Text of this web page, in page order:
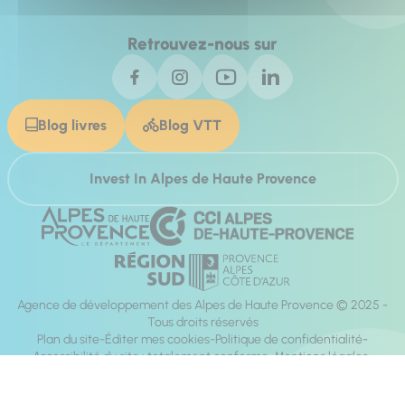
Retrouvez-nous sur
Blog livres Blog VTT
Invest In Alpes de Haute Provence
Agence de développement des Alpes de Haute Provence © 2025 -
Tous droits réservés
Plan du site Éditer mes cookies Politique de confidentialité
Accessibilité du site : totalement conforme Mentions légales